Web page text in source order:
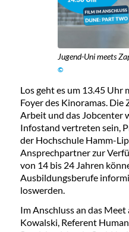
Jugend-Uni meets
©
Los geht es um 13.45 Uhr
Foyer des Kinoramas.
Arbeit und das Jobcenter
Infostand vertreten sein,
der Hochschule Hamm-
Ansprechpartner zur
von 14 bis 24 Jahren
Ausbildungsberufe
loswerden.
Im Anschluss an das
Kowalski, Referent